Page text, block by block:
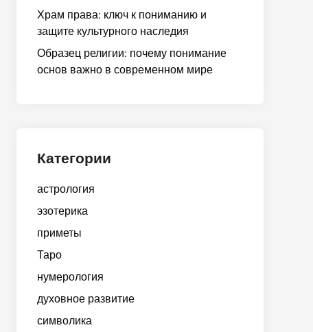
Храм права: ключ к пониманию и
защите культурного наследия
Образец религии: почему понимание
основ важно в современном мире
Категории
астрология
эзотерика
приметы
Таро
нумерология
духовное развитие
символика